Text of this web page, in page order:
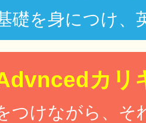
礎を身につけ、
カリ
つけながら、そ